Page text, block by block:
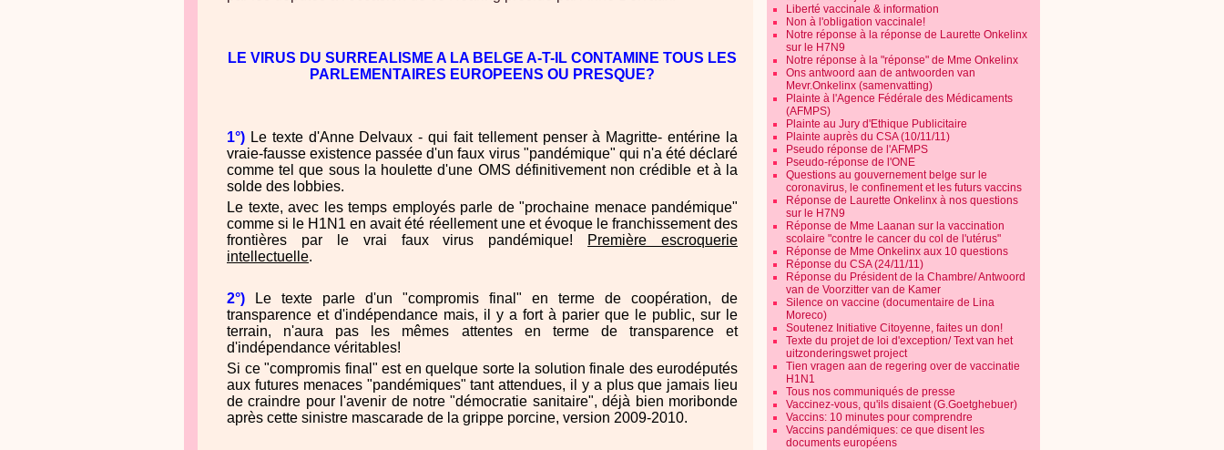
LE VIRUS DU SURREALISME A LA BELGE A-T-IL CONTAMINE TOUS LES
PARLEMENTAIRES EUROPEENS OU PRESQUE?
1°) Le texte d'Anne Delvaux - qui fait tellement penser à Magritte- entérine la
vraie-fausse existence passée d'un faux virus "pandémique" qui n'a été déclaré
comme tel que sous la houlette d'une OMS définitivement non crédible et à la
solde des lobbies.
Le texte, avec les temps employés parle de "prochaine menace pandémique"
comme si le H1N1 en avait été réellement une et évoque le franchissement des
frontières par le vrai faux virus pandémique!
Première escroquerie
intellectuelle.
2°)
Le texte parle d'un "compromis final" en terme de coopération, de
transparence et d'indépendance mais, il y a fort à parier que le public, sur le
terrain, n'aura pas les mêmes attentes en terme de transparence et
d'indépendance véritables!
Si ce "compromis final" est en quelque sorte la solution finale des eurodéputés
aux futures menaces "pandémiques" tant attendues, il y a plus que jamais lieu
de craindre pour l'avenir de notre "démocratie sanitaire", déjà bien moribonde
après cette sinistre mascarade de la grippe porcine, version 2009-2010.
Liberté vaccinale & information
Non à l'obligation vaccinale!
Notre réponse à la réponse de Laurette Onkelinx
sur le H7N9
Notre réponse à la "réponse" de Mme Onkelinx
Ons antwoord aan de antwoorden van
Mevr.Onkelinx (samenvatting)
Plainte à l'Agence Fédérale des Médicaments
(AFMPS)
Plainte au Jury d'Ethique Publicitaire
Plainte auprès du CSA (10/11/11)
Pseudo réponse de l'AFMPS
Pseudo-réponse de l'ONE
Questions au gouvernement belge sur le
coronavirus, le confinement et les futurs vaccins
Réponse de Laurette Onkelinx à nos questions
sur le H7N9
Réponse de Mme Laanan sur la vaccination
scolaire "contre le cancer du col de l'utérus"
Réponse de Mme Onkelinx aux 10 questions
Réponse du CSA (24/11/11)
Réponse du Président de la Chambre/ Antwoord
van de Voorzitter van de Kamer
Silence on vaccine (documentaire de Lina
Moreco)
Soutenez Initiative Citoyenne, faites un don!
Texte du projet de loi d'exception/ Text van het
uitzonderingswet project
Tien vragen aan de regering over de vaccinatie
H1N1
Tous nos communiqués de presse
Vaccinez-vous, qu'ils disaient (G.Goetghebuer)
Vaccins: 10 minutes pour comprendre
Vaccins pandémiques: ce que disent les
documents européens